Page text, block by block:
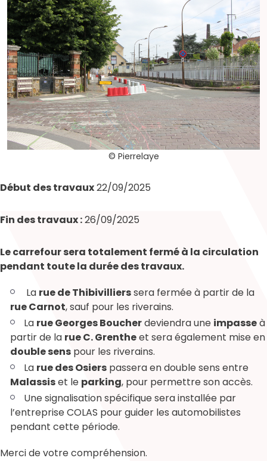
© Pierrelaye
Début des travaux22/09/2025
Fin des travaux 26/09/2025
Le carrefour sera totalement fermé à la circulation
pendant toute la durée des travaux.
La rue de Thibivillierssera fermée à partir de la
rue Carnot, sauf pour les riverains.
La rue Georges Boucherdeviendra une impasseà
partir de la rue C. Grentheet sera également mise en
double sens pour les riverains.
La rue des Osiers passera en double sens entre
Malassiset le parking, pour permettre son accès.
Une signalisation spécifique sera installée par
l’entreprise COLAS pour guider les automobilistes
pendant cette période.
Merci de votre compréhension.